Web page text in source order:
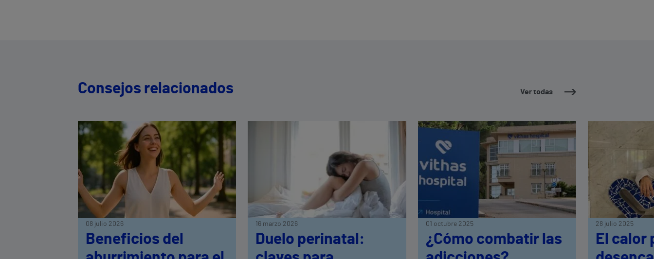
Consejos relacionados Ver todas
08 julio 2026
Beneficios del
16 marzo 2026
Duelo perinatal:
01 octubre 2025
¿Cómo combatir las
28 julio 2025
El calor